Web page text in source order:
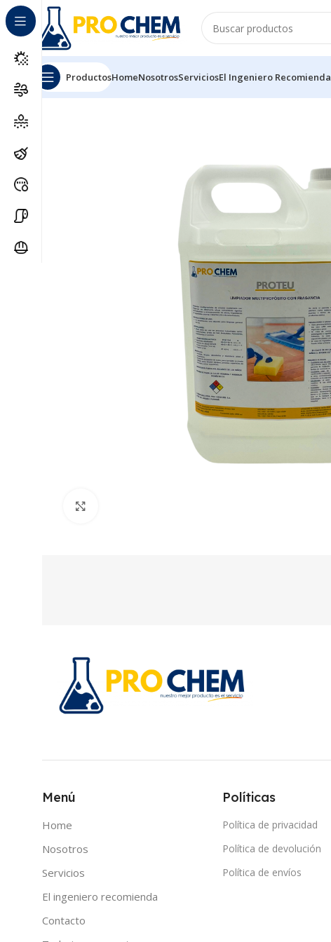
ProductosHomeNosotrosServiciosEl Ingeniero Recomienda
Inicio SOLUCIONES DE LIMPIEZA
Menú
Home
Nosotros
Servicios
El ingeniero recomienda
Contacto
Políticas
Política de privacidad
Política de devolución
Política de envíos